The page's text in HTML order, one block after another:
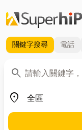
關鍵字搜尋 電話
search
關鍵字
place
地區